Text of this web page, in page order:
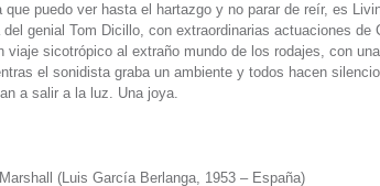
puedo ver hasta el hartazgo y no parar de reír, es
genial Tom Dicillo, con extraordinarias actuaciones de
viaje sicotrópico al extraño mundo de los rodajes, con
el sonidista graba un ambiente y todos hacen
a salir a la luz. Una joya.
(Luis García Berlanga, 1953 – España)